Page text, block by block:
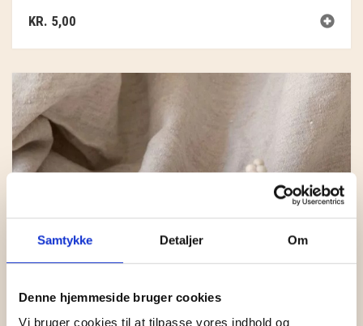
Samtykke Detaljer Om
Denne hjemmeside bruger cookies
Vi bruger cookies til at tilpasse vores indhold og
KR. 5,00